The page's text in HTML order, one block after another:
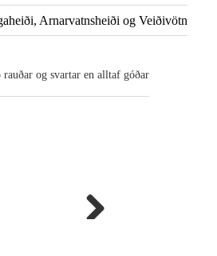
Arnarvatnsheiði og Veiðivötn
og svartar en alltaf góðar